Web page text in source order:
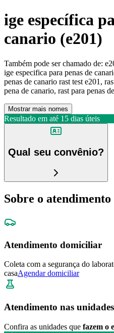
ige específica
canario (e201)
Também pode ser chamado de:
ige especifica para penas de
penas de canario rast test e201,
pena de canario, rast para penas
Mostrar mais nomes
Resultado em até 15 dias úteis
Qual seu convênio?
Sobre o atendimento
Atendimento domiciliar
Coleta com a segurança do
casaAgendar domiciliar
Atendimento nas unidades
Confira as unidades que fazem o